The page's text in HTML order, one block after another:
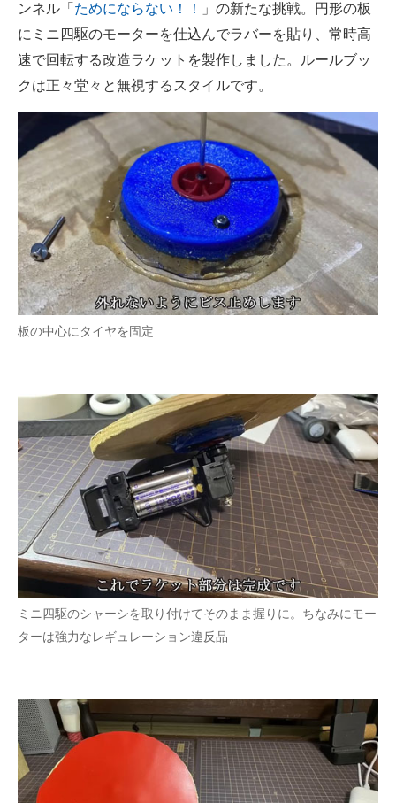
ンネル「 ためにならない！！
」の新たな挑戦。円形の板
にミニ四駆のモーターを仕込んでラバーを貼り、常時高
速で回転する改造ラケットを製作しました。ルールブッ
クは正々堂々と無視するスタイルです。
板の中心にタイヤを固定
ミニ四駆のシャーシを取り付けてそのまま握りに。ちなみにモー
ターは強力なレギュレーション違反品